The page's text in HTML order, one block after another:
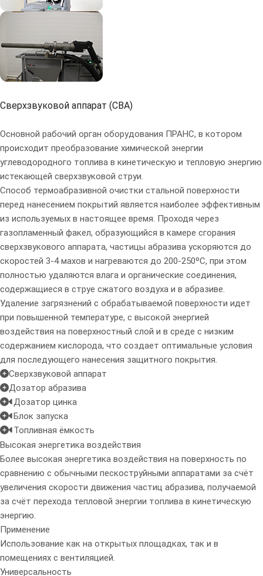
Сверхзвуковой аппарат (СВА)
Основной рабочий орган оборудования ПРАНС, в котором
происходит преобразование химической энергии
углеводородного топлива в кинетическую и тепловую энергию
истекающей сверхзвуковой струи.
Способ термоабразивной очистки стальной поверхности
перед нанесением покрытий является наиболее эффективным
из используемых в настоящее время. Проходя через
газопламенный факел, образующийся в камере сгорания
сверхзвукового аппарата, частицы абразива ускоряются до
скоростей 3-4 махов и нагреваются до 200-250ºС, при этом
полностью удаляются влага и органические соединения,
содержащиеся в струе сжатого воздуха и в абразиве.
Удаление загрязнений с обрабатываемой поверхности идет
при повышенной температуре, с высокой энергией
воздействия на поверхностный слой и в среде с низким
содержанием кислорода, что создает оптимальные условия
для последующего нанесения защитного покрытия.
Сверхзвуковой аппарат
Дозатор абразива
Дозатор цинка
Блок запуска
Топливная ёмкость
Высокая энергетика воздействия
Более высокая энергетика воздействия на поверхность по
сравнению с обычными пескоструйными аппаратами за счёт
увеличения скорости движения частиц абразива, получаемой
за счёт перехода тепловой энергии топлива в кинетическую
энергию.
Применение
Использование как на открытых площадках, так и в
помещениях с вентиляцией.
Универсальность